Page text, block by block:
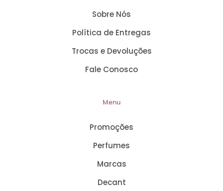
Sobre Nós
Política de Entregas
Trocas e Devoluções
Fale Conosco
Menu
Promoções
Perfumes
Marcas
Decant